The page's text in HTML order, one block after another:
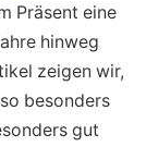
Präsent eine
hinweg
zeigen wir,
besonders
gut